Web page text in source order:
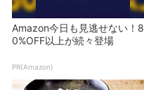
Amazon今日も見逃せない！8
0%OFF以上が続々登場
PR(Amazon)